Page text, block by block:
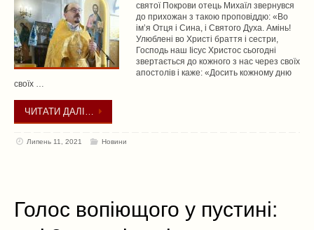
святої Покрови отець Михаїл звернувся
до прихожан з такою проповіддю: «Во
ім’я Отця і Сина, і Святого Духа. Амінь!
Улюблені во Христі браття і сестри,
Господь наш Іісус Христос сьогодні
звертається до кожного з нас через своїх
апостолів і каже: «Досить кожному дню
своїх …
ЧИТАТИ ДАЛІ…
Липень 11, 2021 Новини
Голос вопіющого у пустині: